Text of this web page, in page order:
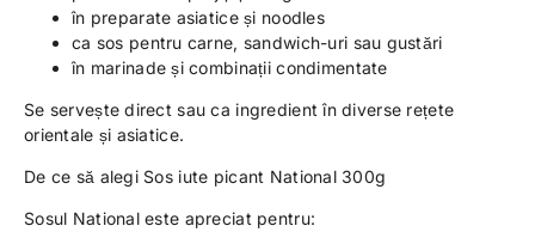
în preparate asiatice și noodles
ca sos pentru carne, sandwich-uri sau gustări
în marinade și combinații condimentate
Se servește direct sau ca ingredient în diverse rețete
orientale și asiatice.
De ce să alegi Sos iute picant National 300g
Sosul National este apreciat pentru: